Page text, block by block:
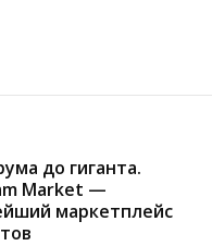
до гиганта.
Market —
маркетплейс